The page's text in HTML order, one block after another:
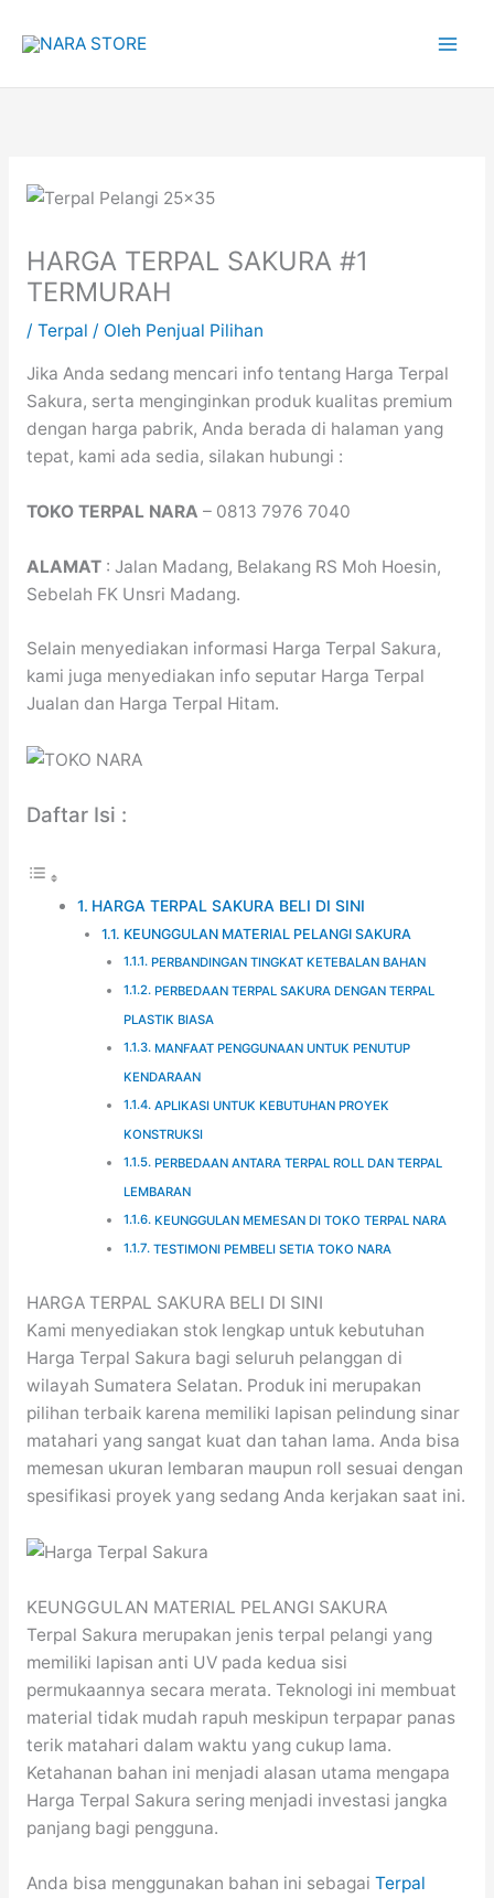
HARGA TERPAL SAKURA #1
TERMURAH
/ Terpal / Oleh Penjual Pilihan
Jika Anda sedang mencari info tentang Harga Terpal
Sakura, serta menginginkan produk kualitas premium
dengan harga pabrik, Anda berada di halaman yang
tepat, kami ada sedia, silakan hubungi :
TOKO TERPAL NARA – 0813 7976 7040
ALAMAT: Jalan Madang, Belakang RS Moh Hoesin,
Sebelah FK Unsri Madang.
Selain menyediakan informasi Harga Terpal Sakura,
kami juga menyediakan info seputar Harga Terpal
Jualan dan Harga Terpal Hitam.
Daftar Isi :
HARGA TERPAL SAKURA BELI DI SINI
KEUNGGULAN MATERIAL PELANGI SAKURA
PERBANDINGAN TINGKAT KETEBALAN BAHAN
PERBEDAAN TERPAL SAKURA DENGAN TERPAL
PLASTIK BIASA
MANFAAT PENGGUNAAN UNTUK PENUTUP
KENDARAAN
APLIKASI UNTUK KEBUTUHAN PROYEK
KONSTRUKSI
PERBEDAAN ANTARA TERPAL ROLL DAN TERPAL
LEMBARAN
KEUNGGULAN MEMESAN DI TOKO TERPAL NARA
TESTIMONI PEMBELI SETIA TOKO NARA
HARGA TERPAL SAKURA BELI DI SINI
Kami menyediakan stok lengkap untuk kebutuhan
Harga Terpal Sakura bagi seluruh pelanggan di
wilayah Sumatera Selatan. Produk ini merupakan
pilihan terbaik karena memiliki lapisan pelindung sinar
matahari yang sangat kuat dan tahan lama. Anda bisa
memesan ukuran lembaran maupun roll sesuai dengan
spesifikasi proyek yang sedang Anda kerjakan saat ini.
KEUNGGULAN MATERIAL PELANGI SAKURA
Terpal Sakura merupakan jenis terpal pelangi yang
memiliki lapisan anti UV pada kedua sisi
permukaannya secara merata. Teknologi ini membuat
material tidak mudah rapuh meskipun terpapar panas
terik matahari dalam waktu yang cukup lama.
Ketahanan bahan ini menjadi alasan utama mengapa
Harga Terpal Sakura sering menjadi investasi jangka
panjang bagi pengguna.
Anda bisa menggunakan bahan ini sebagai Terpal